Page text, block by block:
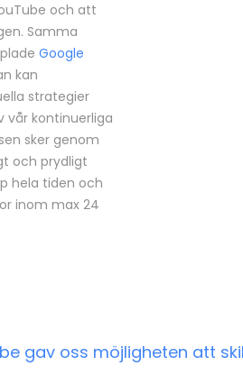
och att
Samma
Google
kan
strategier
vår kontinuerliga
sker genom
och prydligt
hela tiden och
inom max 24
gav oss möjligheten att